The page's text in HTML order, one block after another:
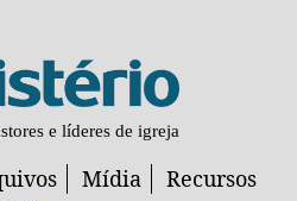
e líderes de igreja
Mídia Recursos